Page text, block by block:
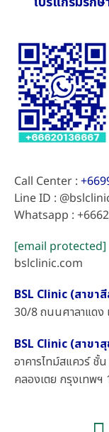
Call Center :
Line ID :
Whatsapp :
[email protected]
bslclinic.com
BSL Clinic (สาขา
30/8 ถนนศาลาแดง
BSL Clinic (สาขา
อาคารไทม์สแควร์ ชั้
คลองเตย กรุงเทพฯ